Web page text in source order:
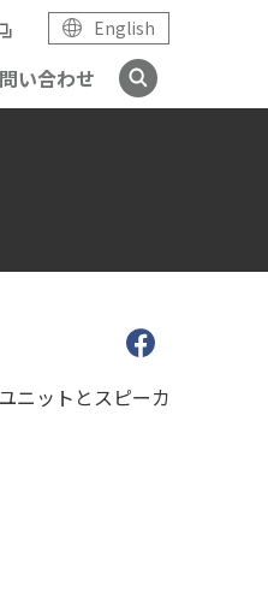
English
い合わせ
ニットとスピーカ